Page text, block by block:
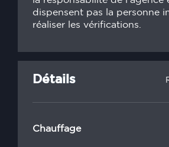
dispensent pas la personne
réaliser les vérifications.
Détails
Chauffage